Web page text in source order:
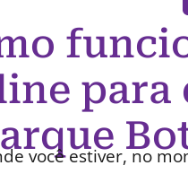
para
você estiver, no